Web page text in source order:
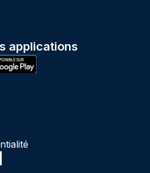
applications